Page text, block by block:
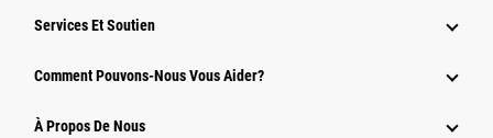
Services Et Soutien
Comment Pouvons-Nous Vous Aider?
À Propos De Nous